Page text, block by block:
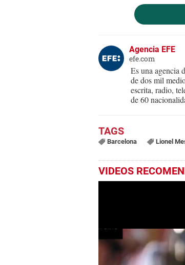
Agencia EFE
efe.com
Es una agencia
de dos mil
escrita, radio,
de 60
Barcelona Lionel
VIDEOS